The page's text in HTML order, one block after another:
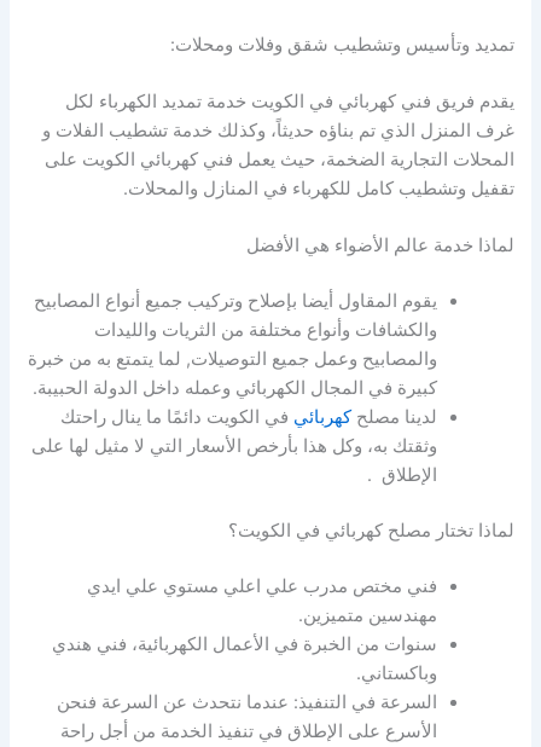
تمديد وتأسيس وتشطيب شقق وفلات ومحلات:
يقدم فريق فني كهربائي في الكويت خدمة تمديد الكهرباء لكل
غرف المنزل الذي تم بناؤه حديثاً، وكذلك خدمة تشطيب الفلات و
المحلات التجارية الضخمة، حيث يعمل فني كهربائي الكويت على
تقفيل وتشطيب كامل للكهرباء في المنازل والمحلات.
لماذا خدمة عالم الأضواء هي الأفضل
يقوم المقاول أيضا بإصلاح وتركيب جميع أنواع المصابيح
والكشافات وأنواع مختلفة من الثريات والليدات
والمصابيح وعمل جميع التوصيلات, لما يتمتع به من خبرة
كبيرة في المجال الكهربائي وعمله داخل الدولة الحبيبة.
لدينا مصلحكهربائي في الكويت دائمًا ما ينال راحتك
وثقتك به، وكل هذا بأرخص الأسعار التي لا مثيل لها على
الإطلاق .
لماذا تختار مصلح كهربائي في الكويت؟
فني مختص مدرب علي اعلي مستوي علي ايدي
مهندسين متميزين.
سنوات من الخبرة في الأعمال الكهربائية، فني هندي
وباكستاني.
السرعة في التنفيذ: عندما نتحدث عن السرعة فنحن
الأسرع على الإطلاق في تنفيذ الخدمة من أجل راحة